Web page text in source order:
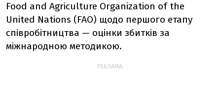
Food and Agriculture Organization of the
United Nations (FAO) щодо першого етапу
співробітництва — оцінки збитків за
міжнародною методикою.
РЕКЛАМА: